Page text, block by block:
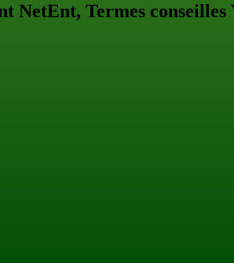
NetEnt, Termes conseilles